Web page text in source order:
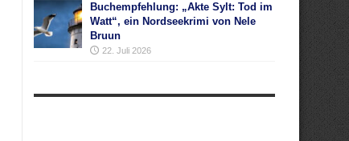
Buchempfehlung: „Akte Sylt: Tod im
Watt“, ein Nordseekrimi von Nele
Bruun
22. Juli 2026